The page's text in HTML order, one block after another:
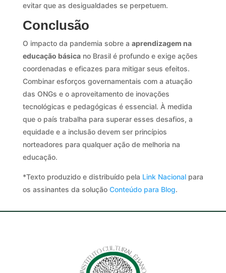
evitar que as desigualdades se perpetuem.
Conclusão
O impacto da pandemia sobre a aprendizagem na
educação básicano Brasil é profundo e exige ações
coordenadas e eficazes para mitigar seus efeitos.
Combinar esforços governamentais com a atuação
das ONGs e o aproveitamento de inovações
tecnológicas e pedagógicas é essencial. À medida
que o país trabalha para superar esses desafios, a
equidade e a inclusão devem ser princípios
norteadores para qualquer ação de melhoria na
educação.
*Texto produzido e distribuído pela Link Nacionalpara
os assinantes da solução Conteúdo para Blog.